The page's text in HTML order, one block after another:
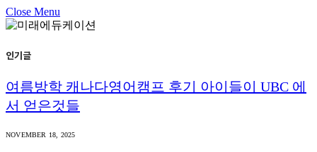
Close Menu
인기글
여름방학 캐나다영어캠프 후기 아이들이 UBC 에
서 얻은것들
NOVEMBER 18, 2025